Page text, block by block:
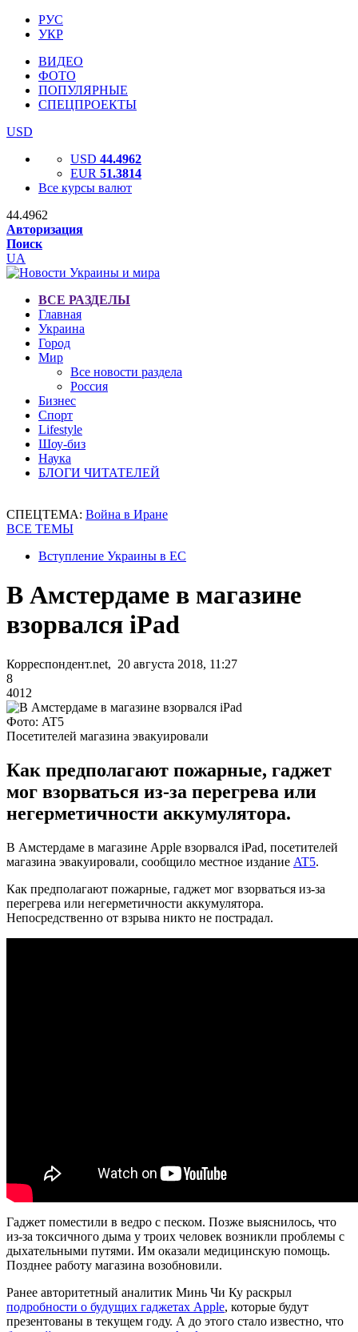
РУС
УКР
ВИДЕО
ФОТО
ПОПУЛЯРНЫЕ
СПЕЦПРОЕКТЫ
USD
USD 44.4962
EUR 51.3814
Все курсы валют
44.4962
Авторизация
Поиск
UA
ВСЕ РАЗДЕЛЫ
Главная
Украина
Город
Мир
Все новости раздела
Россия
Бизнес
Спорт
Lifestyle
Шоу-биз
Наука
БЛОГИ ЧИТАТЕЛЕЙ
СПЕЦТЕМА: Война в Иране
ВСЕ ТЕМЫ
Вступление Украины в ЕС
В Амстердаме в магазине
взорвался iPad
Корреспондент.net, 20 августа 2018, 11:27
8
4012
Фото: AT5
Посетителей магазина эвакуировали
Как предполагают пожарные, гаджет
мог взорваться из-за перегрева или
негерметичности аккумулятора.
В Амстердаме в магазине Apple взорвался iPad, посетителей
магазина эвакуировали, сообщило местное издание AT5.
Как предполагают пожарные, гаджет мог взорваться из-за
перегрева или негерметичности аккумулятора.
Непосредственно от взрыва никто не пострадал.
Гаджет поместили в ведро с песком. Позже выяснилось, что
из-за токсичного дыма у троих человек возникли проблемы с
дыхательными путями. Им оказали медицинскую помощь.
Позднее работу магазина возобновили.
Ранее авторитетный аналитик Минь Чи Ку раскрыл
подробности о будущих гаджетах Apple, которые будут
презентованы в текущем году. А до этого стало известно, что